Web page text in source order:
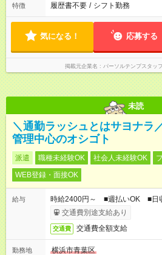
特徴 履歴書不要 / シフト勤務
気になる！ 応募する
掲載元企業名 パーソルテンプスタッ
未読
＼通勤ラッシュとはサヨナラ
管理中心のオシゴト
派遣 職種未経験OK 社会人未経験OK
WEB登録・面接OK
給与
時給2400円～ ■週払いOK ■日
交通費別途支給あり
交通費 交通費全額支給
勤務地
横浜市青葉区